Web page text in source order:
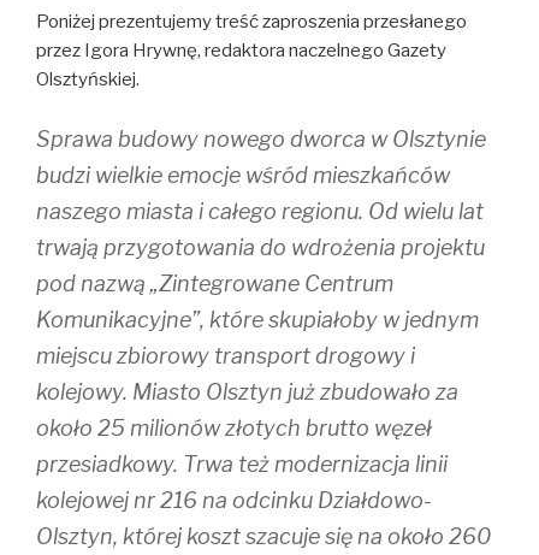
Poniżej prezentujemy treść zaproszenia przesłanego
przez Igora Hrywnę, redaktora naczelnego Gazety
Olsztyńskiej.
Sprawa budowy nowego dworca w Olsztynie
budzi wielkie emocje wśród mieszkańców
naszego miasta i całego regionu. Od wielu lat
trwają przygotowania do wdrożenia projektu
pod nazwą „Zintegrowane Centrum
Komunikacyjne”, które skupiałoby w jednym
miejscu zbiorowy transport drogowy i
kolejowy. Miasto Olsztyn już zbudowało za
około 25 milionów złotych brutto węzeł
przesiadkowy. Trwa też modernizacja linii
kolejowej nr 216 na odcinku Działdowo-
Olsztyn, której koszt szacuje się na około 260